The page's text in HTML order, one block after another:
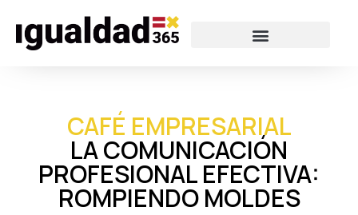
CAFÉ EMPRESARIAL
LA COMUNICACIÓN
PROFESIONAL EFECTIVA:
ROMPIENDO MOLDES